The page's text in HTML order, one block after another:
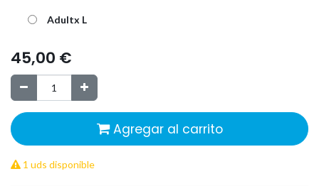
Adultx L
45,00 €
Agregar al carrito
1 uds disponible